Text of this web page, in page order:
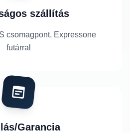
szállítás
csomagpont, Expressone
futárral
Garancia